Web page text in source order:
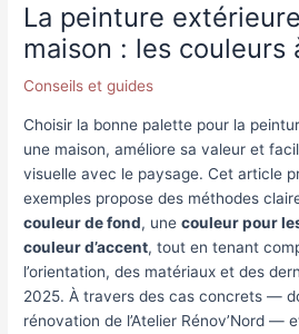
La peinture
maison : les couleurs
Conseils et guides
Choisir la bonne palette pour la
une maison, améliore sa valeur et
visuelle avec le paysage. Cet article
exemples propose des méthodes
couleur de fond, unecouleur pour
couleur d’accent, tout en tenant
l’orientation, des matériaux et des
2025. À travers des cas concrets —
rénovation de l’Atelier Rénov’Nord —